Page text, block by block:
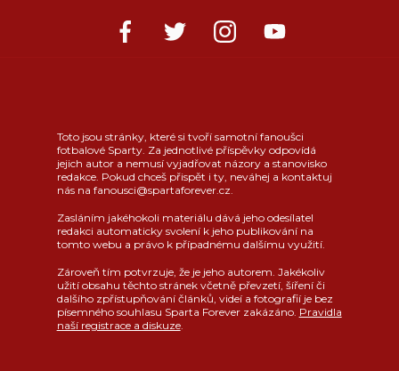
Toto jsou stránky, které si tvoří samotní fanoušci
fotbalové Sparty. Za jednotlivé příspěvky odpovídá
jejich autor a nemusí vyjadřovat názory a stanovisko
redakce. Pokud chceš přispět i ty, neváhej a kontaktuj
nás na fanousci@spartaforever.cz.
Zasláním jakéhokoli materiálu dává jeho odesílatel
redakci automaticky svolení k jeho publikování na
tomto webu a právo k případnému dalšímu využití.
Zároveň tím potvrzuje, že je jeho autorem. Jakékoliv
užití obsahu těchto stránek včetně převzetí, šíření či
dalšího zpřístupňování článků, videí a fotografií je bez
písemného souhlasu Sparta Forever zakázáno. Pravidla
naší registrace a diskuze.